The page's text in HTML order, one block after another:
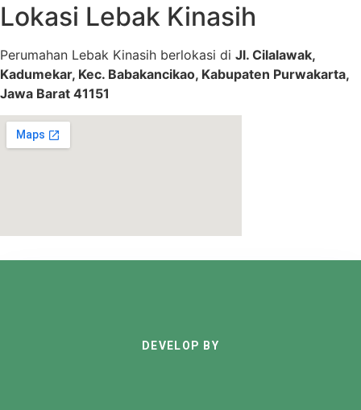
Lokasi Lebak Kinasih
Perumahan Lebak Kinasih berlokasi di Jl. Cilalawak,
Kadumekar, Kec. Babakancikao, Kabupaten Purwakarta,
Jawa Barat 41151
DEVELOP BY